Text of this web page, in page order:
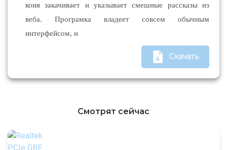
коия закачивает и указывает смешные рассказы из
веба. Програмка владеет совсем обычным
интерфейсом, н
Скачать
Смотрят сейчас